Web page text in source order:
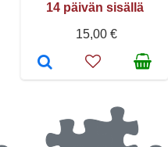
14 päivän sisällä
15,00 €